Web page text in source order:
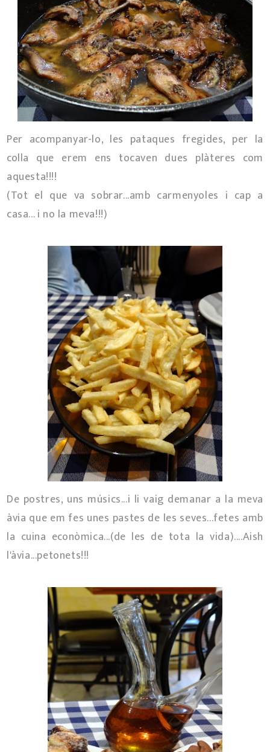
Per acompanyar-lo, les pataques fregides, per la
colla que erem ens tocaven dues plàteres com
aquesta!!!!
(Tot el que va sobrar...amb carmenyoles i cap a
casa... i no la meva!!!)
De postres, uns músics...i li vaig demanar a la meva
àvia que em fes unes pastes de les seves...fetes amb
la cuina econòmica...(de les de tota la vida)....Aish
l'àvia...petonets!!!